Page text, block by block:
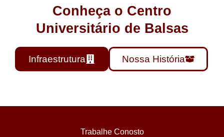
Conheça o Centro
Universitário de Balsas
Infraestrutura Nossa História
Trabalhe Conosto